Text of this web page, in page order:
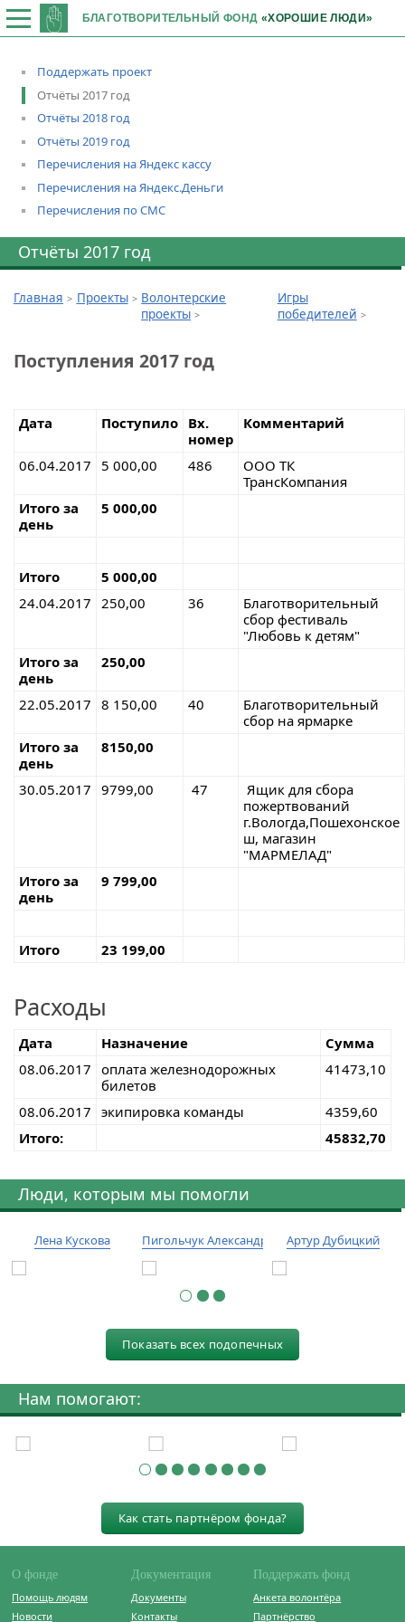
БЛАГОТВОРИТЕЛЬНЫЙ ФОНД «ХОРОШИЕ ЛЮДИ»
Поддержать проект
Отчёты 2017 год
Отчёты 2018 год
Отчёты 2019 год
Перечисления на Яндекс кассу
Перечисления на Яндекс.Деньги
Перечисления по СМС
Отчёты 2017 год
Главная Проекты
Волонтерские
проекты
Игры
победителей
Поступления 2017 год
Дата Поступило
Вх.
номер
Комментарий
06.04.2017 5 000,00 486
ООО ТК
ТрансКомпания
Итого за
день
5 000,00
Итого
5 000,00
24.04.2017
250,00 36
Благотворительный
сбор фестиваль
"Любовь к детям"
Итого за
день
250,00
22.05.2017 8 150,00 40
Благотворительный
сбор на ярмарке
Итого за
день
8150,00
30.05.2017 9799,00 47
Ящик для сбора
пожертвований
г.Вологда,Пошехонское
ш, магазин
"МАРМЕЛАД"
Итого за
день
9 799,00
Итого 23 199,00
Расходы
Дата Назначение
Сумма
08.06.2017 оплата железнодорожных
билетов
41473,10
08.06.2017 экипировка команды
4359,60
Итого:
45832,70
Люди, которым мы помогли
Лена Кускова Пигольчук Александр Артур Дубицкий
Показать всех подопечных
Нам помогают:
Как стать партнёром фонда?
О фонде
Помощь людям
Новости
Документация
Документы
Контакты
Поддержать фонд
Анкета волонтёра
Партнёрство